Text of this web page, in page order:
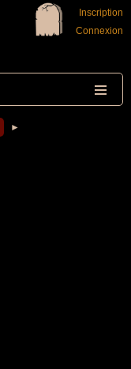
Inscription
Connexion
►